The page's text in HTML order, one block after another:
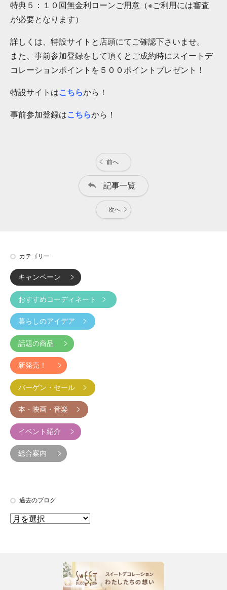
特典５：１０回無金利ローンご用意（※ご利用には審査
が必要となります）
詳しくは、特設サイトと店頭にてご確認下さいませ。
また、事前参加登録をして頂くとご成約時にスイートデ
コレーションポイントを５００ポイントプレゼント！
特設サイトはこちらから！
事前参加登録はこちらから！
前へ
記事一覧
次へ
カテゴリー
キャンペーン
おすすめコーディネート
暮らしのアイデア
話題の商品
新発売！
バーゲン・セール
本・映画・音楽
イベント紹介
総合案内
過去のブログ